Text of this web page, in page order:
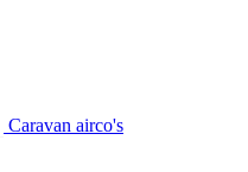
Caravan airco's